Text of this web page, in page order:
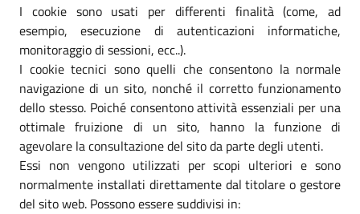
I cookie sono usati per differenti finalità (come, ad
esempio, esecuzione di autenticazioni informatiche,
monitoraggio di sessioni, ecc..).
I cookie tecnici sono quelli che consentono la normale
navigazione di un sito, nonché il corretto funzionamento
dello stesso. Poiché consentono attività essenziali per una
ottimale fruizione di un sito, hanno la funzione di
agevolare la consultazione del sito da parte degli utenti.
Essi non vengono utilizzati per scopi ulteriori e sono
normalmente installati direttamente dal titolare o gestore
del sito web. Possono essere suddivisi in: